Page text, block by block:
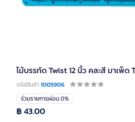
ไม้บรรทัด Twist 12 นิ้ว คละสี มาเพ็ด
รหัสสินค้า1005906
ร่วมรายการผ่อน 0%
฿ 43.00